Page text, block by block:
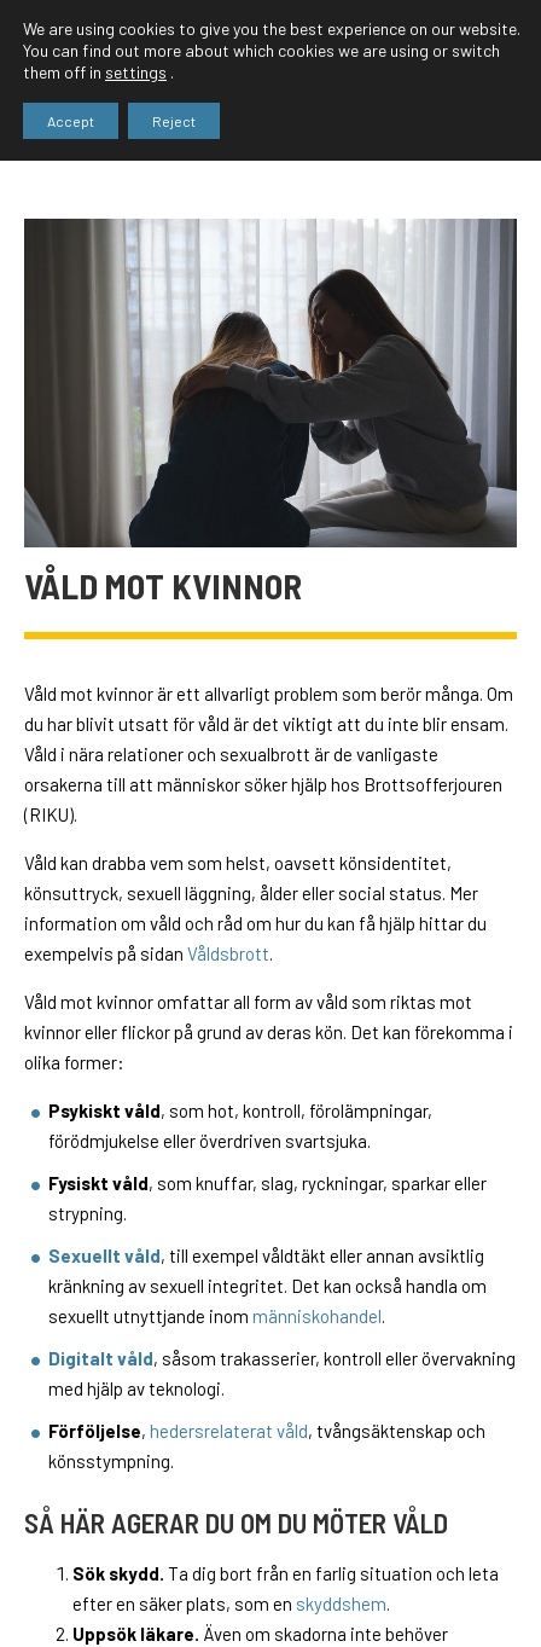
VÅLD MOT KVINNOR
Våld mot kvinnor är ett allvarligt problem som berör många. Om
du har blivit utsatt för våld är det viktigt att du inte blir ensam.
Våld i nära relationer och sexualbrott är de vanligaste
orsakerna till att människor söker hjälp hos Brottsofferjouren
(RIKU).
Våld kan drabba vem som helst, oavsett könsidentitet,
könsuttryck, sexuell läggning, ålder eller social status. Mer
information om våld och råd om hur du kan få hjälp hittar du
exempelvis på sidan Våldsbrott.
Våld mot kvinnor omfattar all form av våld som riktas mot
kvinnor eller flickor på grund av deras kön. Det kan förekomma i
olika former:
Psykiskt våld, som hot, kontroll, förolämpningar,
förödmjukelse eller överdriven svartsjuka.
Fysiskt våld, som knuffar, slag, ryckningar, sparkar eller
strypning.
Sexuellt våld, till exempel våldtäkt eller annan avsiktlig
kränkning av sexuell integritet. Det kan också handla om
sexuellt utnyttjande inom människohandel.
Digitalt våld, såsom trakasserier, kontroll eller övervakning
med hjälp av teknologi.
Förföljelse, hedersrelaterat våld, tvångsäktenskap och
könsstympning.
SÅ HÄR AGERAR DU OM DU MÖTER VÅLD
Sök skydd. Ta dig bort från en farlig situation och leta
efter en säker plats, som en skyddshem.
Uppsök läkare. Även om skadorna inte behöver
We are using cookies to give you the best experience on our website.
You can find out more about which cookies we are using or switch
them off in settings .
Accept Reject